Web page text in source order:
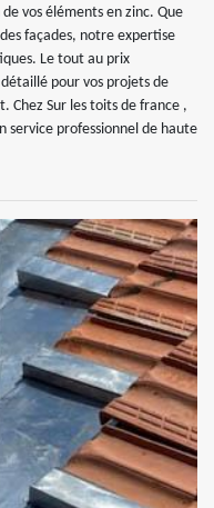
vos éléments en zinc. Que
façades, notre expertise
Le tout au prix
pour vos projets de
Sur les toits de france ,
service professionnel de haute